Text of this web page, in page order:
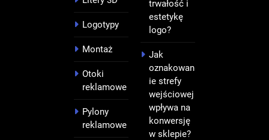
Logotypy
Montaż
Otoki
reklamowe
Pylony
reklamowe
trwałość i
estetykę
logo?
Jak
oznakowan
ie strefy
wejściowej
wpływa na
konwersję
w sklepie?